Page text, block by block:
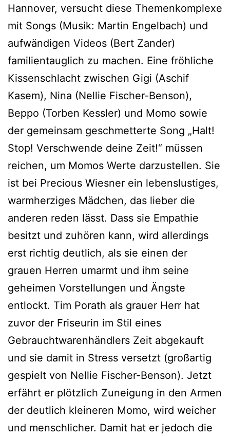
Hannover, versucht diese Themenkomplexe
mit Songs (Musik: Martin Engelbach) und
aufwändigen Videos (Bert Zander)
familientauglich zu machen. Eine fröhliche
Kissenschlacht zwischen Gigi (Aschif
Kasem), Nina (Nellie Fischer-Benson),
Beppo (Torben Kessler) und Momo sowie
der gemeinsam geschmetterte Song „Halt!
Stop! Verschwende deine Zeit!“ müssen
reichen, um Momos Werte darzustellen. Sie
ist bei Precious Wiesner ein lebenslustiges,
warmherziges Mädchen, das lieber die
anderen reden lässt. Dass sie Empathie
besitzt und zuhören kann, wird allerdings
erst richtig deutlich, als sie einen der
grauen Herren umarmt und ihm seine
geheimen Vorstellungen und Ängste
entlockt. Tim Porath als grauer Herr hat
zuvor der Friseurin im Stil eines
Gebrauchtwarenhändlers Zeit abgekauft
und sie damit in Stress versetzt (großartig
gespielt von Nellie Fischer-Benson). Jetzt
erfährt er plötzlich Zuneigung in den Armen
der deutlich kleineren Momo, wird weicher
und menschlicher. Damit hat er jedoch die